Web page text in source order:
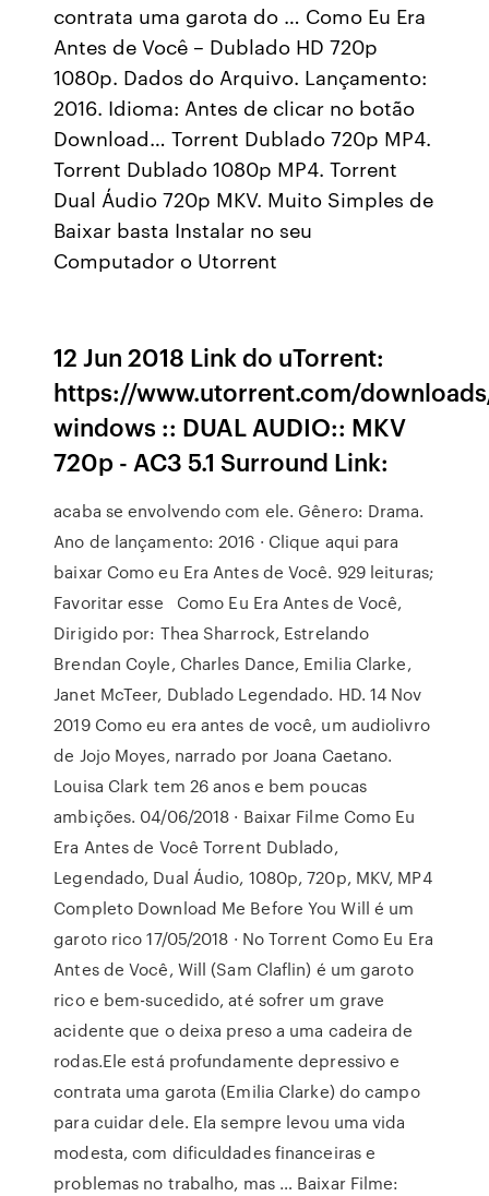
contrata uma garota do … Como Eu Era
Antes de Você – Dublado HD 720p
1080p. Dados do Arquivo. Lançamento:
2016. Idioma: Antes de clicar no botão
Download… Torrent Dublado 720p MP4.
Torrent Dublado 1080p MP4. Torrent
Dual Áudio 720p MKV. Muito Simples de
Baixar basta Instalar no seu
Computador o Utorrent
12 Jun 2018 Link do uTorrent:
https://www.utorrent.com/
windows :: DUAL AUDIO:: MKV
720p - AC3 5.1 Surround Link:
acaba se envolvendo com ele. Gênero: Drama.
Ano de lançamento: 2016 · Clique aqui para
baixar Como eu Era Antes de Você. 929 leituras;
Favoritar esse Como Eu Era Antes de Você,
Dirigido por: Thea Sharrock, Estrelando
Brendan Coyle, Charles Dance, Emilia Clarke,
Janet McTeer, Dublado Legendado. HD. 14 Nov
2019 Como eu era antes de você, um audiolivro
de Jojo Moyes, narrado por Joana Caetano.
Louisa Clark tem 26 anos e bem poucas
ambições. 04/06/2018 · Baixar Filme Como Eu
Era Antes de Você Torrent Dublado,
Legendado, Dual Áudio, 1080p, 720p, MKV, MP4
Completo Download Me Before You Will é um
garoto rico 17/05/2018 · No Torrent Como Eu Era
Antes de Você, Will (Sam Claflin) é um garoto
rico e bem-sucedido, até sofrer um grave
acidente que o deixa preso a uma cadeira de
rodas.Ele está profundamente depressivo e
contrata uma garota (Emilia Clarke) do campo
para cuidar dele. Ela sempre levou uma vida
modesta, com dificuldades financeiras e
problemas no trabalho, mas … Baixar Filme: